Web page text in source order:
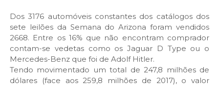
Dos 3176 automóveis constantes dos catálogos dos
sete leilões da Semana do Arizona foram vendidos
2668. Entre os 16% que não encontram comprador
contam-se vedetas como os Jaguar D Type ou o
Mercedes-Benz que foi de Adolf Hitler.
Tendo movimentado um total de 247,8 milhões de
dólares (face aos 259,8 milhões de 2017), o valor